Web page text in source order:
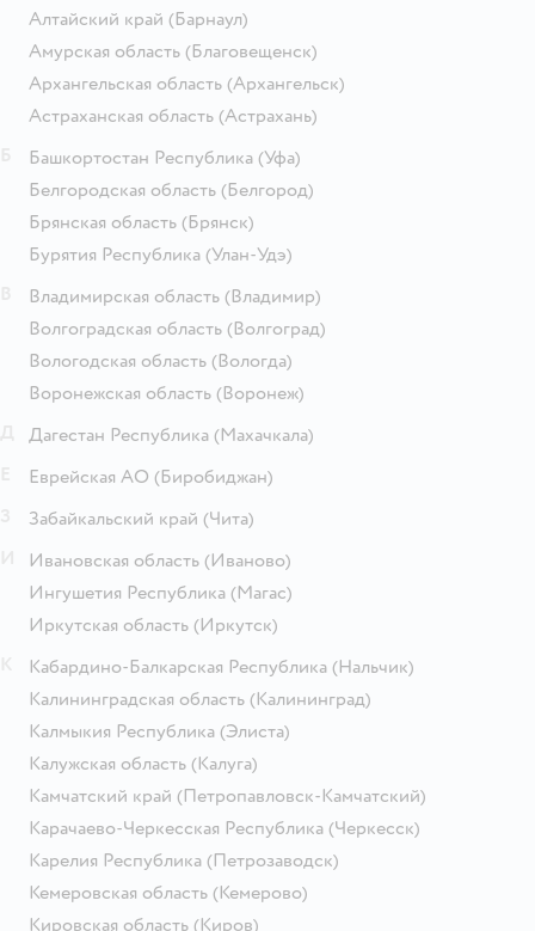
Алтайский край (Барнаул)
Амурская область (Благовещенск)
Архангельская область (Архангельск)
Астраханская область (Астрахань)
Башкортостан Республика (Уфа)
Белгородская область (Белгород)
Брянская область (Брянск)
Бурятия Республика (Улан-Удэ)
Владимирская область (Владимир)
Волгоградская область (Волгоград)
Вологодская область (Вологда)
Воронежская область (Воронеж)
Дагестан Республика (Махачкала)
Еврейская АО (Биробиджан)
Забайкальский край (Чита)
Ивановская область (Иваново)
Ингушетия Республика (Магас)
Иркутская область (Иркутск)
Кабардино-Балкарская Республика (Нальчик)
Калининградская область (Калининград)
Калмыкия Республика (Элиста)
Калужская область (Калуга)
Камчатский край (Петропавловск-Камчатский)
Карачаево-Черкесская Республика (Черкесск)
Карелия Республика (Петрозаводск)
Кемеровская область (Кемерово)
Кировская область (Киров)